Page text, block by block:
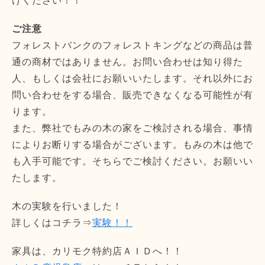
ご注意
フォレストバンクのフォレストキングなどの商品は普
通の商材ではありません。お問い合わせは知り得た
人、もしくは会社にお願いいたします。それ以外にお
問い合わせをする場合、販売できなくなる可能性が有
ります。
また、弊社でもみの木の家をご検討される場合、事情
によりお断りする場合がございます。もみの木は他で
も入手可能です。そちらでご検討ください。お願いい
たします。
木の実験を行いました！
詳しくはコチラ⇒実験！！
家具は、カリモク特約店ＡＩＤへ！！